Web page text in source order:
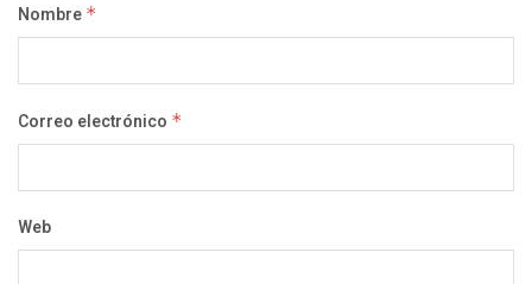
Nombre *
Correo electrónico *
Web